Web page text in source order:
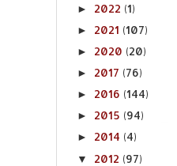
► 2022 (1)
► 2021 (107)
► 2020 (20)
► 2017 (76)
► 2016 (144)
► 2015 (94)
► 2014 (4)
▼ 2012 (97)